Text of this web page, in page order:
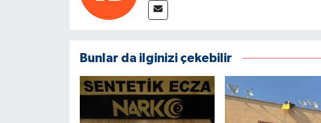
Bunlar da ilginizi çekebilir